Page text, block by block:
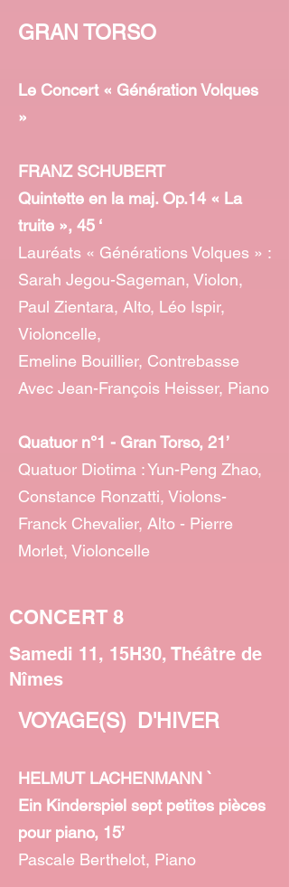
GRAN TORSO
Le Concert « Génération Volques
»
FRANZ SCHUBERT
Quintette en la maj. Op.14 « La
truite », 45 ‘
Lauréats « Générations Volques » :
Sarah Jegou-Sageman, Violon,
Paul Zientara, Alto, Léo Ispir,
Violoncelle,
Emeline Bouillier, Contrebasse
Avec Jean-François Heisser, Piano
Quatuor n°1 - Gran Torso, 21’
Quatuor Diotima : Yun-Peng Zhao,
Constance Ronzatti, Violons-
Franck Chevalier, Alto - Pierre
Morlet, Violoncelle
CONCERT 8
Samedi 11, 15H30, Théâtre de
Nîmes
VOYAGE(S) D'HIVER
HELMUT LACHENMANN `
Ein Kinderspiel sept petites pièces
pour piano, 15’
Pascale Berthelot, Piano